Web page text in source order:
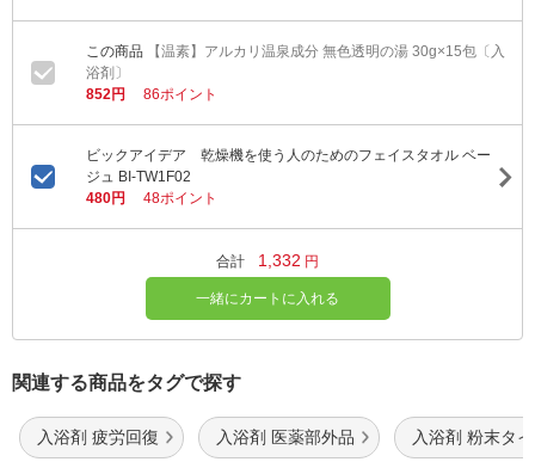
【温素】アルカリ温泉成分 無色透明の湯 30g×15包〔入
浴剤〕
852円
86ポイント
ビックアイデア 乾燥機を使う人のためのフェイスタオル ベー
ジュ BI-TW1F02
480円
48ポイント
合計 1,332 円
一緒にカートに入れる
関連する商品をタグで探す
入浴剤 疲労回復 入浴剤 医薬部外品 入浴剤 粉末タ